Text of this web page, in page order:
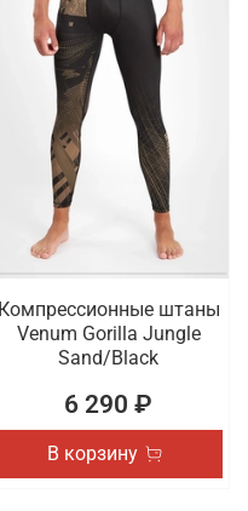
Компрессионные штаны
Venum Gorilla Jungle
Sand/Black
6 290 ₽
В корзину